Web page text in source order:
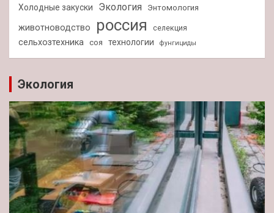
Холодные закуски Экология Энтомология
животноводство россия селекция
сельхозтехника соя технологии фунгициды
Экология